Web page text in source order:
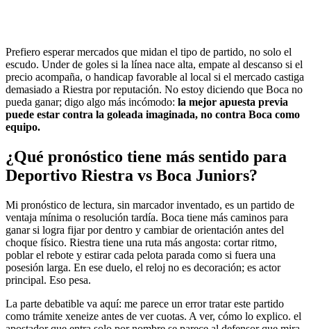
Prefiero esperar mercados que midan el tipo de partido, no solo el
escudo. Under de goles si la línea nace alta, empate al descanso si el
precio acompaña, o handicap favorable al local si el mercado castiga
demasiado a Riestra por reputación. No estoy diciendo que Boca no
pueda ganar; digo algo más incómodo: la mejor apuesta previa
puede estar contra la goleada imaginada, no contra Boca como
equipo.
¿Qué pronóstico tiene más sentido para
Deportivo Riestra vs Boca Juniors?
Mi pronóstico de lectura, sin marcador inventado, es un partido de
ventaja mínima o resolución tardía. Boca tiene más caminos para
ganar si logra fijar por dentro y cambiar de orientación antes del
choque físico. Riestra tiene una ruta más angosta: cortar ritmo,
poblar el rebote y estirar cada pelota parada como si fuera una
posesión larga. En ese duelo, el reloj no es decoración; es actor
principal. Eso pesa.
La parte debatible va aquí: me parece un error tratar este partido
como trámite xeneize antes de ver cuotas. A ver, cómo lo explico. el